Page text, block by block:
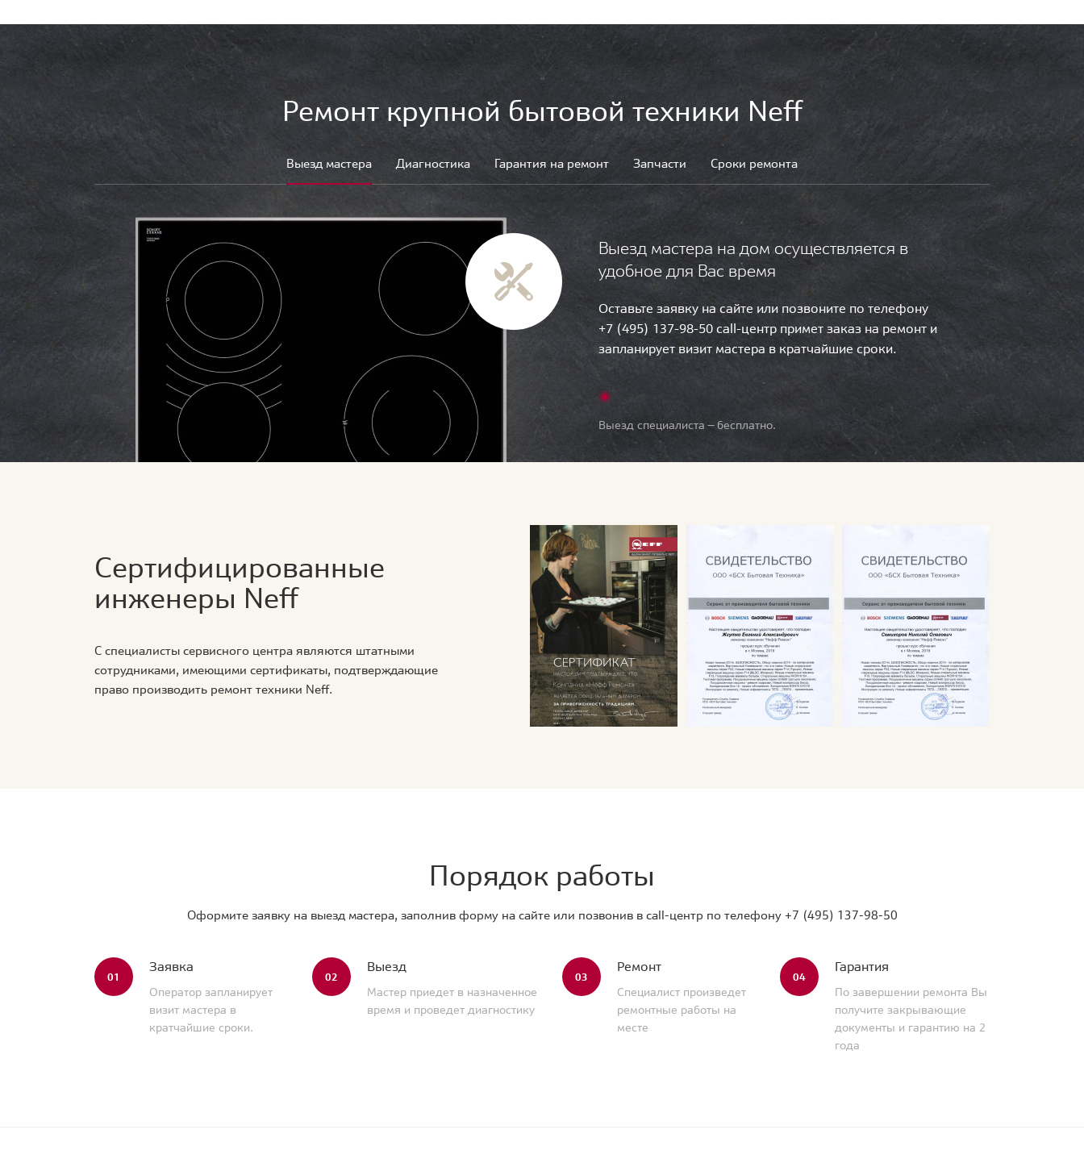
Ремонт крупной бытовой техники Neff
Выезд мастера Диагностика Гарантия на ремонт Запчасти Сроки ремонта
Выезд мастера на дом осуществляется в
удобное для Вас время
Оставьте заявку на сайте или позвоните по телефону
+7 (495) 137-98-50 call-центр примет заказ на ремонт и
запланирует визит мастера в кратчайшие сроки.
Выезд специалиста — бесплатно.
Сертифицированные
инженеры Neff
С специалисты сервисного центра являются штатными
сотрудниками, имеющими сертификаты, подтверждающие
право производить ремонт техники Neff.
Порядок работы
Оформите заявку на выезд мастера, заполнив форму на сайте или позвонив в call-центр по телефону +7 (495) 137-98-50
01
Заявка
Оператор запланирует
визит мастера в
кратчайшие сроки.
02
Выезд
Мастер приедет в назначенное
время и проведет диагностику
03
Ремонт
Специалист произведет
ремонтные работы на
месте
04
Гарантия
По завершении ремонта Вы
получите закрывающие
документы и гарантию на 2
года